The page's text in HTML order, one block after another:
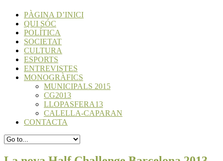
PÀGINA D’INICI
QUI SÓC
POLÍTICA
SOCIETAT
CULTURA
ESPORTS
ENTREVISTES
MONOGRÀFICS
MUNICIPALS 2015
CG2013
LLOPASFERA13
CALELLA-CAPARAN
CONTACTA